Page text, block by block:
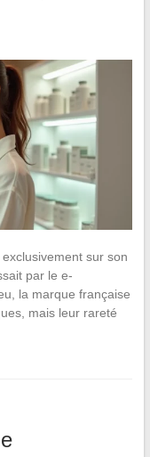
sur son
par le e-
la marque française
mais leur rareté